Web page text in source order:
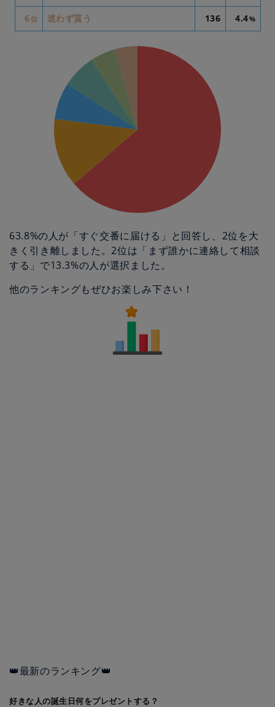
6位 迷わず貰う 136 4.4%
63.8%の人が「すぐ交番に届ける」と回答し、2位を大
きく引き離しました。2位は「まず誰かに連絡して相談
する」で13.3%の人が選択ました。
他のランキングもぜひお楽しみ下さい！
👑最新のランキング👑
好きな人の誕生日何をプレゼントする？